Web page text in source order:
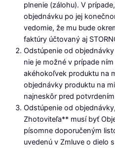
plnenie (zálohu). V
objednávku po jej
vedomie, že mu bude
faktúry účtovaný aj
Odstúpenie od
nie je možné v prípade
akéhokoľvek produktu na
objednávky produktu na
najneskôr pred
Odstúpenie od
Zhotoviteľa** musí byť
písomne doporučeným
uvedenú v Zmluve o dielo